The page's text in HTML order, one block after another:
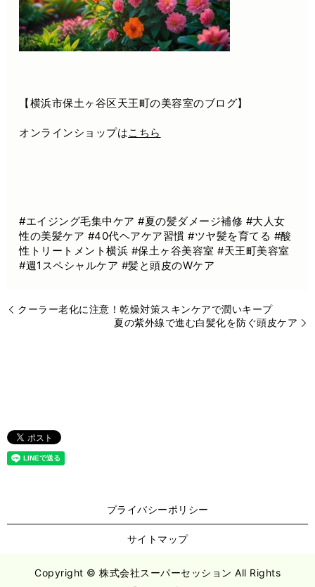
【横浜市保土ヶ谷区天王町の美容室のブログ】
オンラインショップはこちら
#エイジング毛集中ケア #夏の髪ダメージ補修 #大人女
性の美髪ケア #40代ヘアケア習慣 #ツヤ髪を育てる #酸
性トリートメント横浜 #保土ヶ谷美容室 #天王町美容室
#週1スペシャルケア #髪と頭皮のWケア
クーラー老化に注意！乾燥対策スキンケアで潤いキープ
夏の紫外線で進む白髪化を防ぐ頭皮ケア
プライバシーポリシー
サイトマップ
Copyright © 株式会社スーパーセッション All Rights